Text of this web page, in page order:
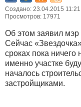
Создано: 23.04.2015 11:21
Просмотров: 17971
Об этом заявил мэр
Сейчас
сроках пока ничего
именно участке
началось
застройщиками.